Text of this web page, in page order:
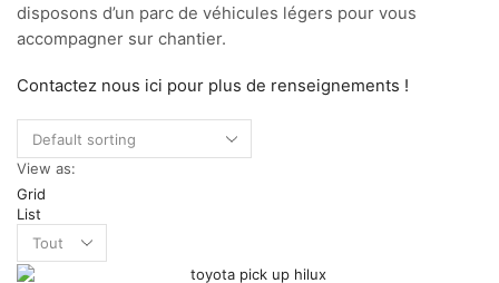
disposons d’un parc de véhicules légers pour vous
accompagner sur chantier.
Contactez nous ici pour plus de renseignements !
View as:
Grid
List
per
page